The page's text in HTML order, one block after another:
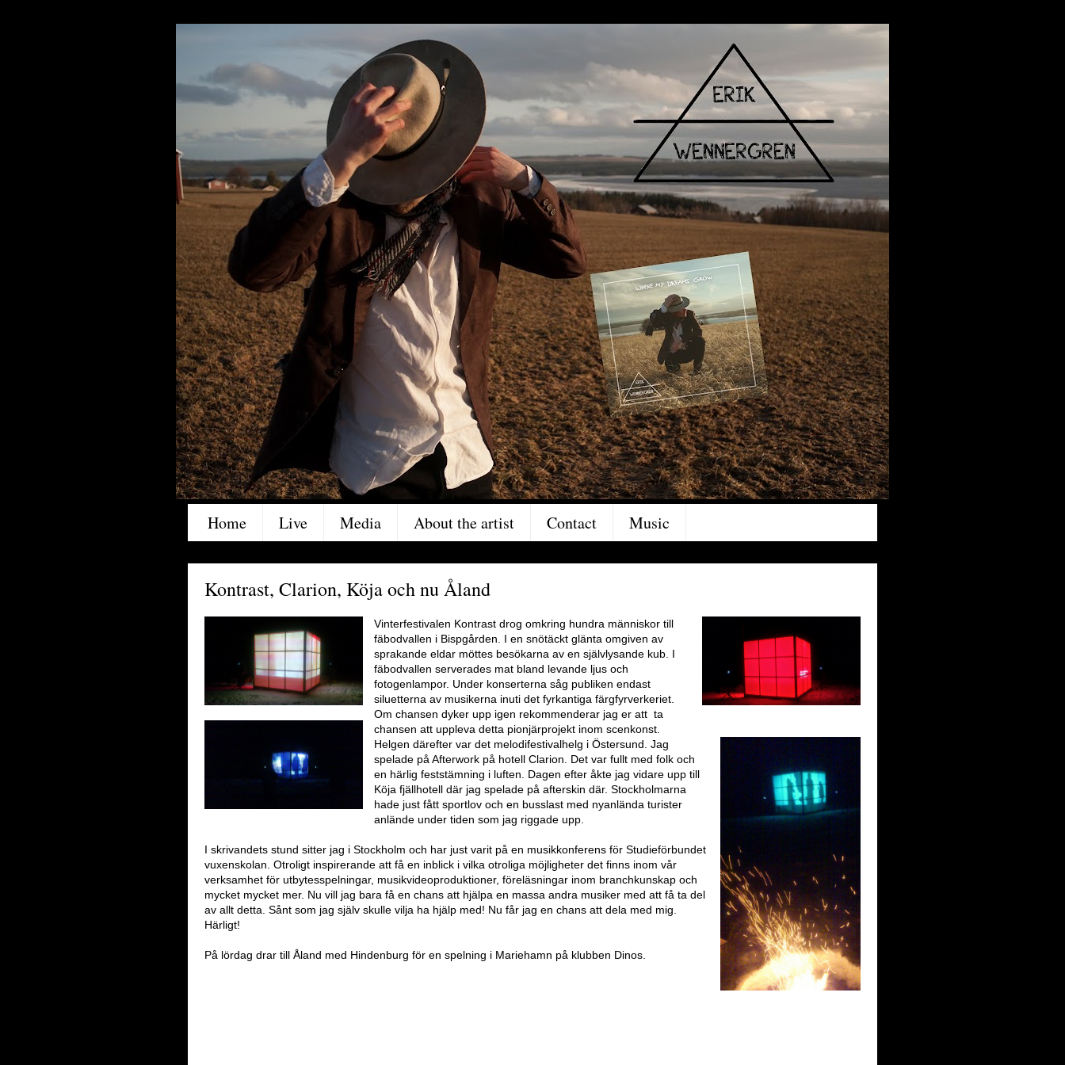
Home Live Media About the artist Contact Music
Kontrast, Clarion, Köja och nu Åland
Vinterfestivalen Kontrast drog omkring hundra människor till
fäbodvallen i Bispgården. I en snötäckt glänta omgiven av
sprakande eldar möttes besökarna av en självlysande kub. I
fäbodvallen serverades mat bland levande ljus och
fotogenlampor. Under konserterna såg publiken endast
siluetterna av musikerna inuti det fyrkantiga färgfyrverkeriet.
Om chansen dyker upp igen rekommenderar jag er att ta
chansen att uppleva detta pionjärprojekt inom scenkonst.
Helgen därefter var det melodifestivalhelg i Östersund. Jag
spelade på Afterwork på hotell Clarion. Det var fullt med folk och
en härlig feststämning i luften. Dagen efter åkte jag vidare upp till
Köja fjällhotell där jag spelade på afterskin där. Stockholmarna
hade just fått sportlov och en busslast med nyanlända turister
anlände under tiden som jag riggade upp.
I skrivandets stund sitter jag i Stockholm och har just varit på en musikkonferens för Studieförbundet
vuxenskolan. Otroligt inspirerande att få en inblick i vilka otroliga möjligheter det finns inom vår
verksamhet för utbytesspelningar, musikvideoproduktioner, föreläsningar inom branchkunskap och
mycket mycket mer. Nu vill jag bara få en chans att hjälpa en massa andra musiker med att få ta del
av allt detta. Sånt som jag själv skulle vilja ha hjälp med! Nu får jag en chans att dela med mig.
Härligt!
På lördag drar till Åland med Hindenburg för en spelning i Mariehamn på klubben Dinos.